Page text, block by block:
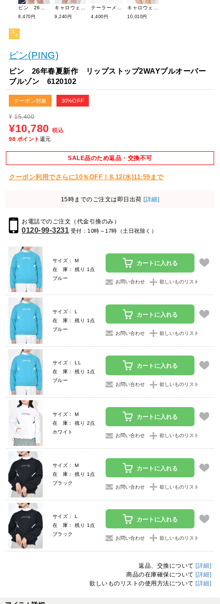
8,470円 9,240円 4,400円 10,010円
ピン(PING)
ピン 26年春夏新作 リップストップ2WAYプルオーバー
ブルゾン 6120102
クーポン対象 30%OFF
¥ 15,400
¥10,780 税込
98 ポイント 還元
SALE品のため返品・交換不可
クーポン利用でさらに10％OFF！8.12(水)11:59まで
15時までのご注文は即日出荷 [詳細]
お電話でのご注文（代金引換のみ）
0120-99-3231 受付：10時～17時（土日祝除く）
サイズ： M
在 庫： 残り 1点
ブルー
カートに入れる
お問い合わせ 欲しいものリスト
サイズ： L
在 庫： 残り 1点
ブルー
カートに入れる
お問い合わせ 欲しいものリスト
サイズ： LL
在 庫： 残り 1点
ブルー
カートに入れる
お問い合わせ 欲しいものリスト
サイズ： M
在 庫： 残り 2点
ホワイト
カートに入れる
お問い合わせ 欲しいものリスト
サイズ： M
在 庫： 残り 1点
ブラック
カートに入れる
お問い合わせ 欲しいものリスト
サイズ： L
在 庫： 残り 1点
ブラック
カートに入れる
お問い合わせ 欲しいものリスト
返品、交換について [詳細]
商品の在庫確保について [詳細]
欲しいものリストの使用方法について [詳細]